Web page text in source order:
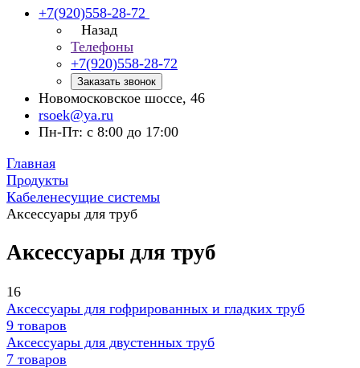
+7(920)558-28-72
Назад
Телефоны
+7(920)558-28-72
Заказать звонок
Новомосковское шоссе, 46
rsoek@ya.ru
Пн-Пт: с 8:00 до 17:00
Главная
Продукты
Кабеленесущие системы
Аксессуары для труб
Аксессуары для труб
16
Аксессуары для гофрированных и гладких труб
9 товаров
Аксессуары для двустенных труб
7 товаров